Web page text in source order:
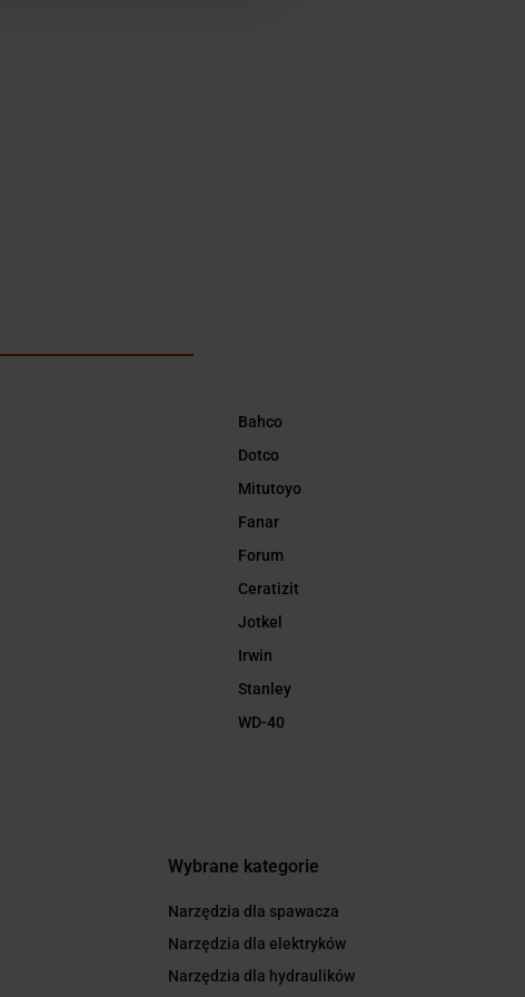
Bahco
Dotco
Mitutoyo
Fanar
Forum
Ceratizit
Jotkel
Irwin
Stanley
WD-40
Wybrane kategorie
Narzędzia dla spawacza
Narzędzia dla elektryków
Narzędzia dla hydraulików